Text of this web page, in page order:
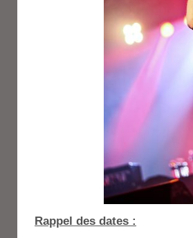
Rappel des dates :